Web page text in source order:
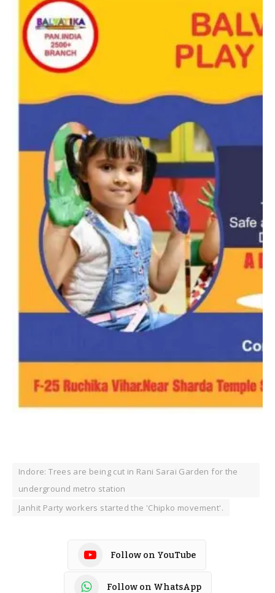
Indore: Trees are being cut in Rani Sarai Garden for the
underground metro station
Janhit Party workers started the 'Chipko movement'.
Follow on YouTube
Follow on WhatsApp